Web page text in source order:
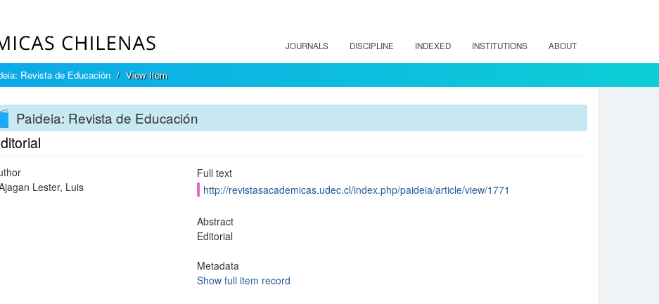
JOURNALS DISCIPLINE INDEXED INSTITUTIONS ABOUT
Revista de Educación View Item
Paideia: Revista de Educación
Lester, Luis
Full text
http://revistasacademicas.udec.cl/index.php/paideia/article/view/1771
Abstract
Editorial
Metadata
Show full item record